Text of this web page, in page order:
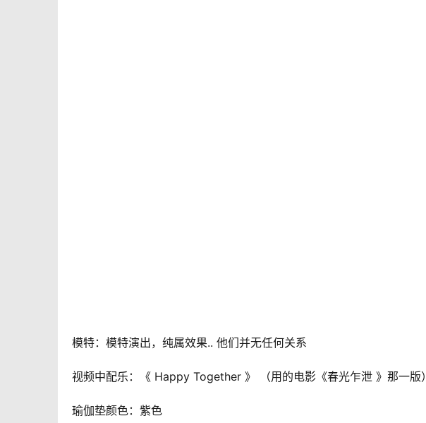
模特：模特演出，纯属效果.. 他们并无任何关系
视频中配乐：《 Happy Together 》 （用的电影《春光乍泄 》那一版）
瑜伽垫颜色：紫色